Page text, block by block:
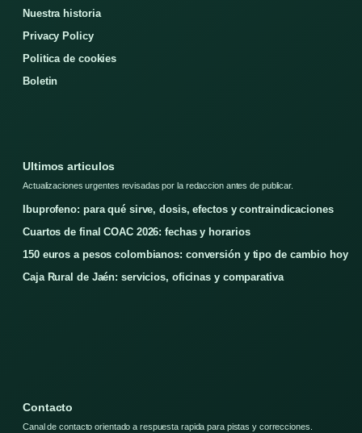
Nuestra historia
Privacy Policy
Politica de cookies
Boletin
Ultimos articulos
Actualizaciones urgentes revisadas por la redaccion antes de publicar.
Ibuprofeno: para qué sirve, dosis, efectos y contraindicaciones
Cuartos de final COAC 2026: fechas y horarios
150 euros a pesos colombianos: conversión y tipo de cambio hoy
Caja Rural de Jaén: servicios, oficinas y comparativa
Contacto
Canal de contacto orientado a respuesta rapida para pistas y correcciones.